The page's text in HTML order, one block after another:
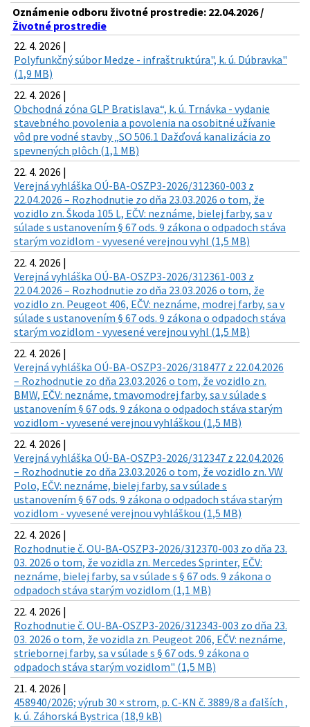
Oznámenie odboru životné prostredie: 22.04.2026 /
Životné prostredie
22. 4. 2026 |
Polyfunkčný súbor Medze - infraštruktúra", k. ú. Dúbravka"
(1,9 MB)
22. 4. 2026 |
Obchodná zóna GLP Bratislava“, k. ú. Trnávka - vydanie
stavebného povolenia a povolenia na osobitné užívanie
vôd pre vodné stavby „SO 506.1 Dažďová kanalizácia zo
spevnených plôch (1,1 MB)
22. 4. 2026 |
Verejná vyhláška OÚ-BA-OSZP3-2026/312360-003 z
22.04.2026 – Rozhodnutie zo dňa 23.03.2026 o tom, že
vozidlo zn. Škoda 105 L, EČV: neznáme, bielej farby, sa v
súlade s ustanovením § 67 ods. 9 zákona o odpadoch stáva
starým vozidlom - vyvesené verejnou vyhl (1,5 MB)
22. 4. 2026 |
Verejná vyhláška OÚ-BA-OSZP3-2026/312361-003 z
22.04.2026 – Rozhodnutie zo dňa 23.03.2026 o tom, že
vozidlo zn. Peugeot 406, EČV: neznáme, modrej farby, sa v
súlade s ustanovením § 67 ods. 9 zákona o odpadoch stáva
starým vozidlom - vyvesené verejnou vyhl (1,5 MB)
22. 4. 2026 |
Verejná vyhláška OÚ-BA-OSZP3-2026/318477 z 22.04.2026
– Rozhodnutie zo dňa 23.03.2026 o tom, že vozidlo zn.
BMW, EČV: neznáme, tmavomodrej farby, sa v súlade s
ustanovením § 67 ods. 9 zákona o odpadoch stáva starým
vozidlom - vyvesené verejnou vyhláškou (1,5 MB)
22. 4. 2026 |
Verejná vyhláška OÚ-BA-OSZP3-2026/312347 z 22.04.2026
– Rozhodnutie zo dňa 23.03.2026 o tom, že vozidlo zn. VW
Polo, EČV: neznáme, bielej farby, sa v súlade s
ustanovením § 67 ods. 9 zákona o odpadoch stáva starým
vozidlom - vyvesené verejnou vyhláškou (1,5 MB)
22. 4. 2026 |
Rozhodnutie č. OU-BA-OSZP3-2026/312370-003 zo dňa 23.
03. 2026 o tom, že vozidla zn. Mercedes Sprinter, EČV:
neznáme, bielej farby, sa v súlade s § 67 ods. 9 zákona o
odpadoch stáva starým vozidlom (1,1 MB)
22. 4. 2026 |
Rozhodnutie č. OU-BA-OSZP3-2026/312343-003 zo dňa 23.
03. 2026 o tom, že vozidla zn. Peugeot 206, EČV: neznáme,
striebornej farby, sa v súlade s § 67 ods. 9 zákona o
odpadoch stáva starým vozidlom" (1,5 MB)
21. 4. 2026 |
458940/2026; výrub 30 × strom, p. C-KN č. 3889/8 a ďalších ,
k. ú. Záhorská Bystrica (18,9 kB)